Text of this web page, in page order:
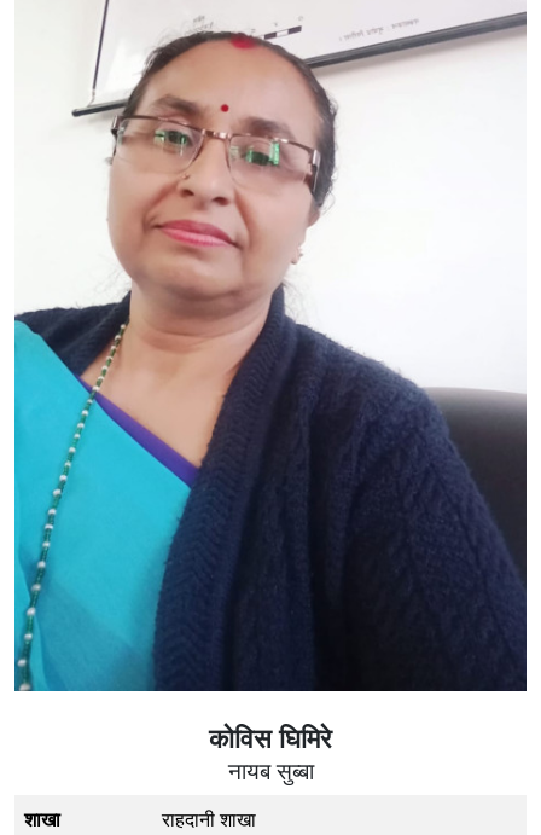
काेविस घिमिरे
नायब सुब्बा
शाखा
राहदानी शाखा